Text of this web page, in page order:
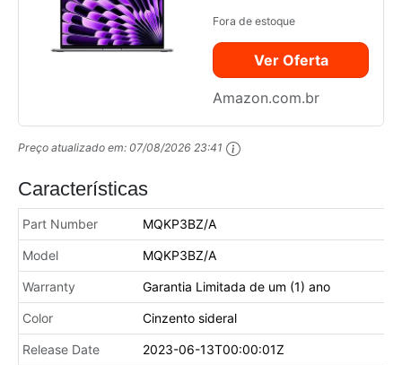
chip M2: tela
Liquid Retina de
15,3 polegadas,
8GB GB de RAM,
GB GB, teclado
Fora de estoque
Ver Oferta
Amazon.com.br
Preço atualizado em: 07/08/2026 23:41
Características
Part Number MQKP3BZ/A
Model MQKP3BZ/A
Warranty Garantia Limitada de um (1) ano
Color Cinzento sideral
Release Date 2023-06-13T00:00:01Z